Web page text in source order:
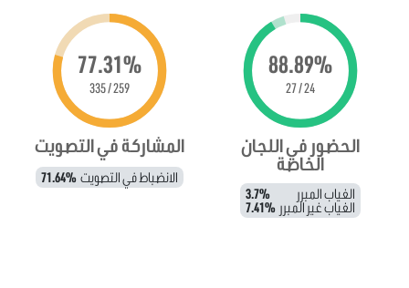
88.89%
24 / 27
الحضور في اللجان
الخاصة
الغياب المبرر 3.7%
الغياب غير المبرر 7.41%
77.31%
259 / 335
المشاركة في التصويت
الانضباط في التصويت 71.64%